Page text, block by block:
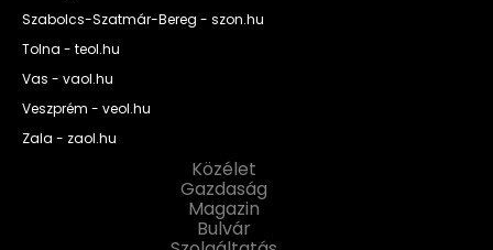
Szabolcs-Szatmár-Bereg - szon.hu
Tolna - teol.hu
Vas - vaol.hu
Veszprém - veol.hu
Zala - zaol.hu
Közélet
Gazdaság
Magazin
Bulvár